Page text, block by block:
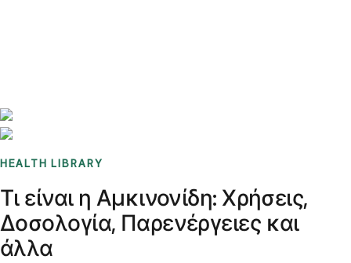
HEALTH LIBRARY
Τι είναι η Αμκινονίδη: Χρήσεις,
Δοσολογία, Παρενέργειες και
άλλα